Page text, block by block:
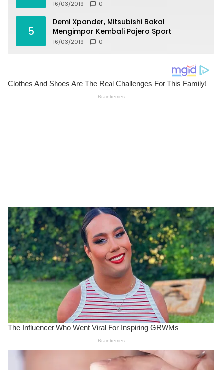
16/03/2019 0
5
Demi Xpander, Mitsubishi Bakal
Mengimpor Kembali Pajero Sport
16/03/2019 0